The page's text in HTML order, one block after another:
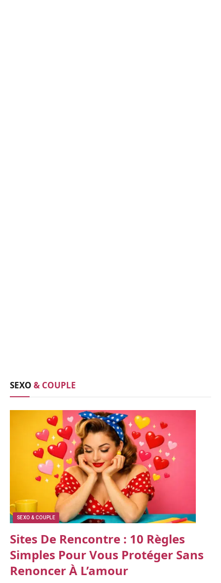
SEXO & COUPLE
SEXO & COUPLE
Sites De Rencontre : 10 Règles
Simples Pour Vous Protéger Sans
Renoncer À L’amour